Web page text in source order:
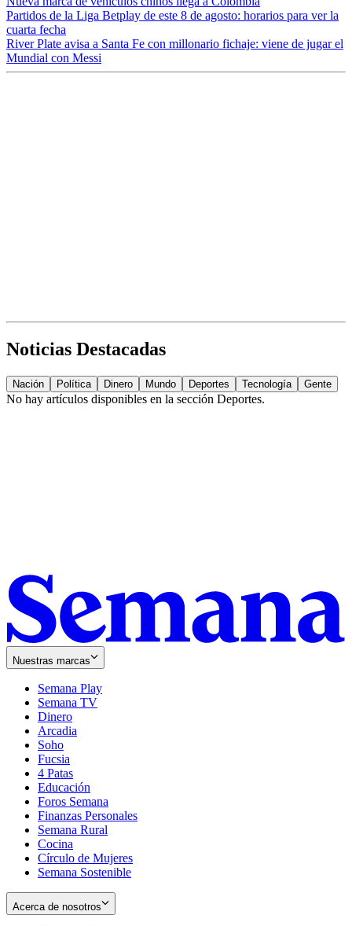
Partidos de la Liga Betplay de este 8 de agosto: horarios para ver la
cuarta fecha
River Plate avisa a Santa Fe con millonario fichaje: viene de jugar el
Mundial con Messi
Noticias Destacadas
Nación Política Dinero Mundo Deportes Tecnología Gente
No hay artículos disponibles en la sección Deportes.
Nuestras marcas
Semana Play
Semana TV
Dinero
Arcadia
Soho
in
new
window
Fucsia
in
new
window
4 Patas
Educación
Foros Semana
Finanzas Personales
Semana Rural
Cocina
Círculo de Mujeres
Semana Sostenible
Acerca de nosotros